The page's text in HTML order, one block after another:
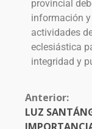
provincial
información
actividades
eclesiástica
integridad y
Anterior:
LUZ